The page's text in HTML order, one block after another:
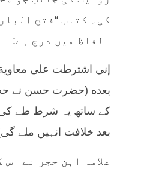
کی۔ کتاب “فتح
الفاظ میں درج ہے:
إني اشترطت على
بعده (حضرت حسن نے
کے ساتھ یہ شرط طے کی
بعد خلافت انہیں ملے
علامہ ابن حجر نے